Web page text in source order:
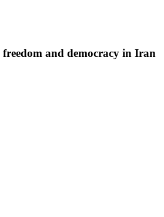
freedom and democracy in Iran